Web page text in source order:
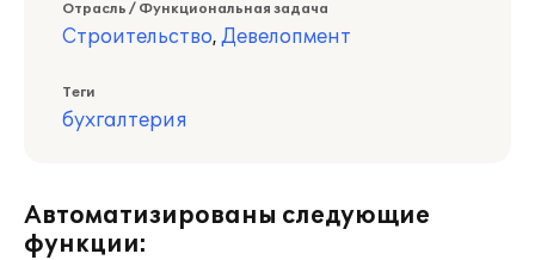
Отрасль / Функциональная задача
Строительство, Девелопмент
Теги
бухгалтерия
Автоматизированы следующие
функции: